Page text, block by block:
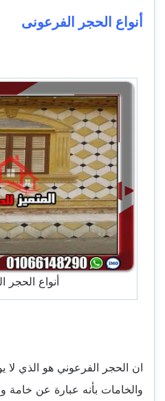
أنواع الحجر الفرعونى
أنواع الحجر
ان الحجر الفرعوني هو الذي لا
والخامات بأنه عبارة عن خامة